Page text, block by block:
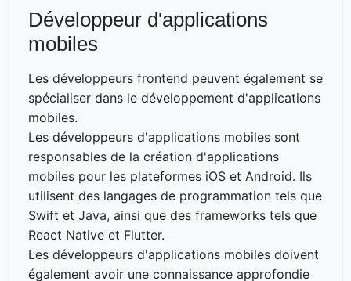
Développeur d'applications
mobiles
Les développeurs frontend peuvent également se
spécialiser dans le développement d'applications
mobiles.
Les développeurs d'applications mobiles sont
responsables de la création d'applications
mobiles pour les plateformes iOS et Android. Ils
utilisent des langages de programmation tels que
Swift et Java, ainsi que des frameworks tels que
React Native et Flutter.
Les développeurs d'applications mobiles doivent
également avoir une connaissance approfondie